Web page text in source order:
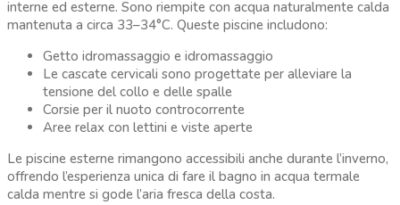
interne ed esterne. Sono riempite con acqua naturalmente calda
mantenuta a circa 33–34°C. Queste piscine includono:
Getto idromassaggio e idromassaggio
Le cascate cervicali sono progettate per alleviare la
tensione del collo e delle spalle
Corsie per il nuoto controcorrente
Aree relax con lettini e viste aperte
Le piscine esterne rimangono accessibili anche durante l’inverno,
offrendo l’esperienza unica di fare il bagno in acqua termale
calda mentre si gode l’aria fresca della costa.